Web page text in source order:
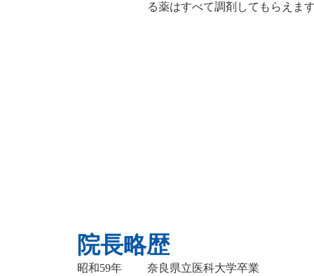
る薬はすべて調剤してもらえま
院長略歴
昭和59年 奈良県立医科大学卒業